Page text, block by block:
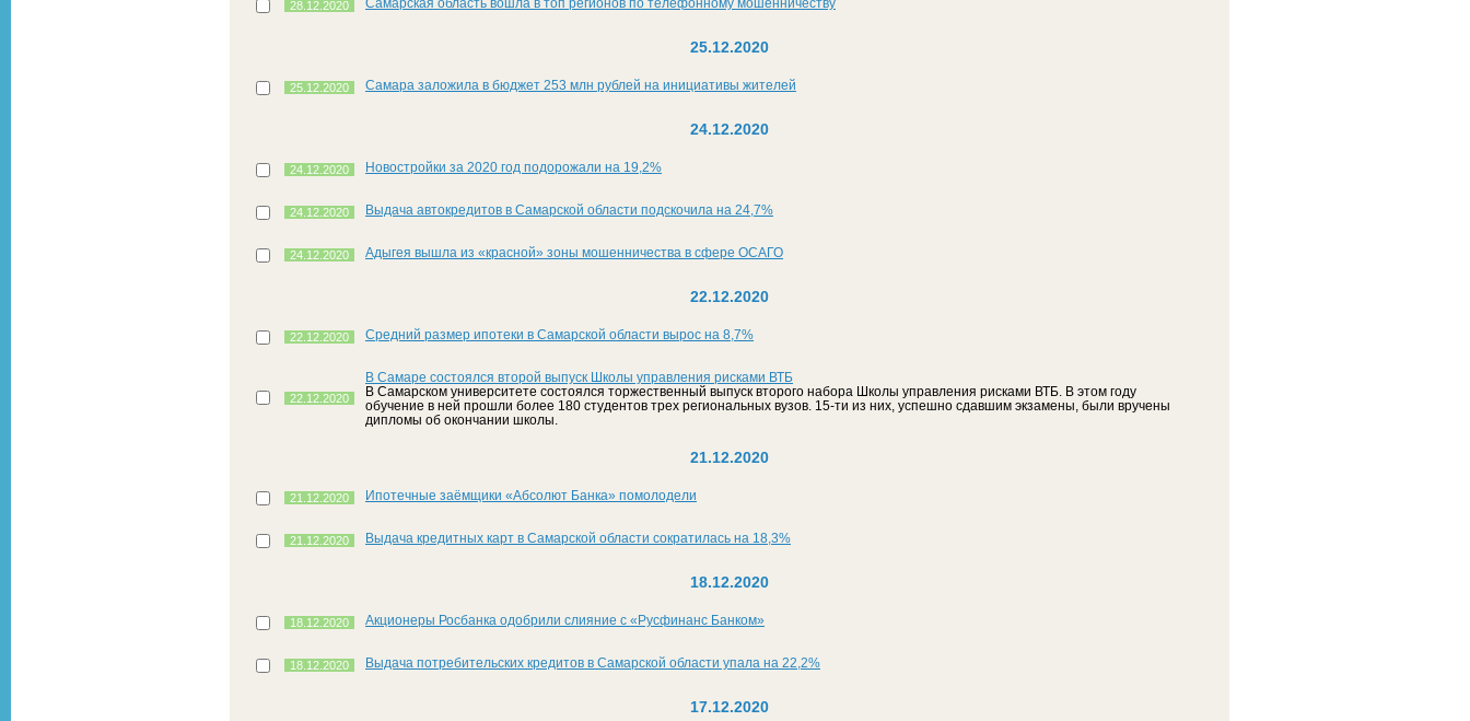
28.12.2020
25.12.2020
25.12.2020 Самара заложила в бюджет 253 млн рублей на инициативы жителей
24.12.2020
24.12.2020 Новостройки за 2020 год подорожали на 19,2%
24.12.2020 Выдача автокредитов в Самарской области подскочила на 24,7%
24.12.2020 Адыгея вышла из «красной» зоны мошенничества в сфере ОСАГО
22.12.2020
22.12.2020 Средний размер ипотеки в Самарской области вырос на 8,7%
22.12.2020
В Самаре состоялся второй выпуск Школы управления рисками ВТБ
В Самарском университете состоялся торжественный выпуск второго набора Школы управления рисками ВТБ. В этом году
обучение в ней прошли более 180 студентов трех региональных вузов. 15-ти из них, успешно сдавшим экзамены, были вручены
дипломы об окончании школы.
21.12.2020
21.12.2020 Ипотечные заёмщики «Абсолют Банка» помолодели
21.12.2020 Выдача кредитных карт в Самарской области сократилась на 18,3%
18.12.2020
18.12.2020 Акционеры Росбанка одобрили слияние с «Русфинанс Банком»
18.12.2020 Выдача потребительских кредитов в Самарской области упала на 22,2%
17.12.2020